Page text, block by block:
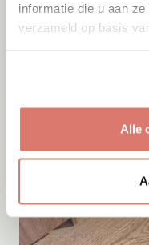
informatie die u aan
verzameld op basis
Alle
Leerbroek